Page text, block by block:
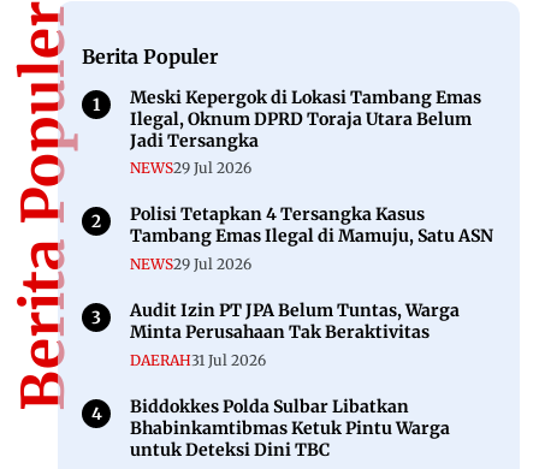
Berita PopulerBerita Populer
Meski Kepergok di Lokasi Tambang Emas
Ilegal, Oknum DPRD Toraja Utara Belum
Jadi Tersangka
NEWS29 Jul 2026
Polisi Tetapkan 4 Tersangka Kasus
Tambang Emas Ilegal di Mamuju, Satu ASN
NEWS29 Jul 2026
Audit Izin PT JPA Belum Tuntas, Warga
Minta Perusahaan Tak Beraktivitas
DAERAH31 Jul 2026
Biddokkes Polda Sulbar Libatkan
Bhabinkamtibmas Ketuk Pintu Warga
untuk Deteksi Dini TBC